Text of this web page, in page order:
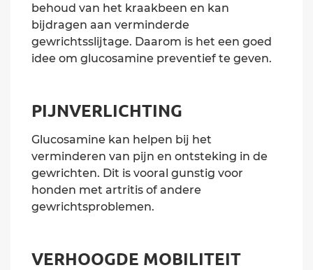
behoud van het kraakbeen en kan
bijdragen aan verminderde
gewrichtsslijtage. Daarom is het een goed
idee om glucosamine preventief te geven.
PIJNVERLICHTING
Glucosamine kan helpen bij het
verminderen van pijn en ontsteking in de
gewrichten. Dit is vooral gunstig voor
honden met artritis of andere
gewrichtsproblemen.
VERHOOGDE MOBILITEIT